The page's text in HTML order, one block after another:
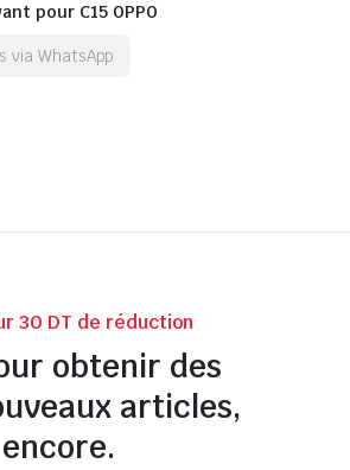
pour C15 OPPO
via WhatsApp
30 DT de réduction
obtenir des
articles,